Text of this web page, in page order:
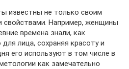
известны не только своим
Например, женщины
времена знали, как
лица, сохраняя красоту и
его используют в том числе в
как замечательно